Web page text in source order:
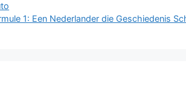
1: Een Nederlander die Geschiedenis